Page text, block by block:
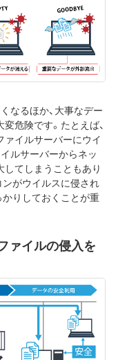
なるほか、大事なデー
危険です。たとえば、
イルサーバーにウイ
ルサーバーからネッ
してしまうこともあり
がウイルスに侵され
りしておくことが重
ァイルの侵入を